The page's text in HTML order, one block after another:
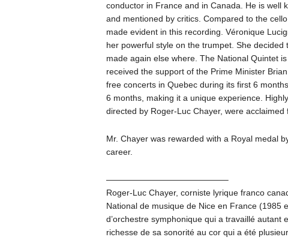
conductor in France and in Canada. He is well
and mentioned by critics. Compared to the
made evident in this recording. Véronique
her powerful style on the trumpet. She
made again else where. The National Quintet
received the support of the Prime Minister
free concerts in Quebec during its first 6
6 months, making it a unique experience.
directed by Roger-Luc Chayer, were
Mr. Chayer was rewarded with a Royal medal
career.
——————————————–
Roger-Luc Chayer, corniste lyrique franco
National de musique de Nice en France (1985
d’orchestre symphonique qui a travaillé autant
richesse de sa sonorité au cor qui a été